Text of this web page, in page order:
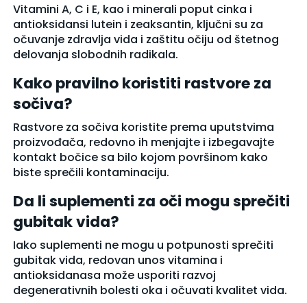
Vitamini A, C i E, kao i minerali poput cinka i
antioksidansi lutein i zeaksantin, ključni su za
očuvanje zdravlja vida i zaštitu očiju od štetnog
delovanja slobodnih radikala.
Kako pravilno koristiti rastvore za
sočiva?
Rastvore za sočiva koristite prema uputstvima
proizvođača, redovno ih menjajte i izbegavajte
kontakt bočice sa bilo kojom površinom kako
biste sprečili kontaminaciju.
Da li suplementi za oči mogu sprečiti
gubitak vida?
Iako suplementi ne mogu u potpunosti sprečiti
gubitak vida, redovan unos vitamina i
antioksidanasa može usporiti razvoj
degenerativnih bolesti oka i očuvati kvalitet vida.